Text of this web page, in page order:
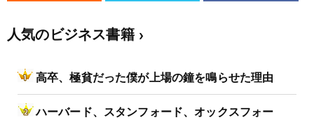
人気のビジネス書籍
高卒、極貧だった僕が上場の鐘を鳴らせた理由
ハーバード、スタンフォード、オックスフォー